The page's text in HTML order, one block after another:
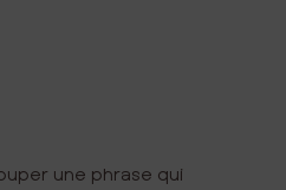
une phrase qui